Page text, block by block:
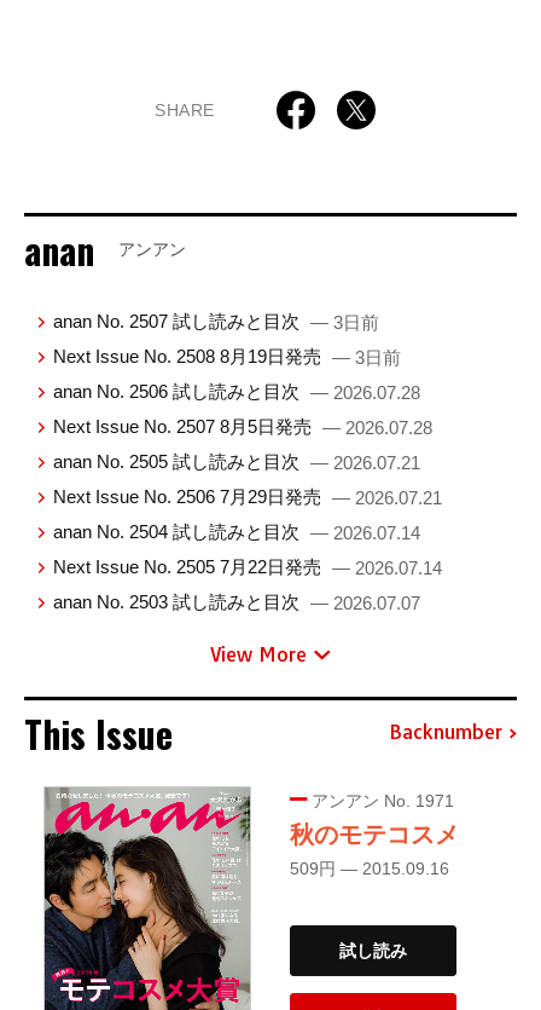
SHARE
anan アンアン
anan No. 2507 試し読みと目次 — 3日前
Next Issue No. 2508 8月19日発売 — 3日前
anan No. 2506 試し読みと目次 — 2026.07.28
Next Issue No. 2507 8月5日発売 — 2026.07.28
anan No. 2505 試し読みと目次 — 2026.07.21
Next Issue No. 2506 7月29日発売 — 2026.07.21
anan No. 2504 試し読みと目次 — 2026.07.14
Next Issue No. 2505 7月22日発売 — 2026.07.14
anan No. 2503 試し読みと目次 — 2026.07.07
View More
This Issue Backnumber
アンアン No. 1971
秋のモテコスメ
509円 — 2015.09.16
試し読み